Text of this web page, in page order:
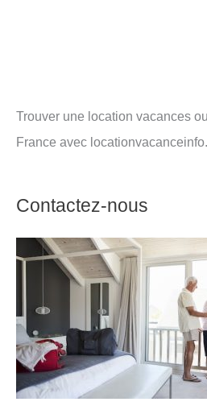
Trouver une location vacances
France avec
Contactez-nous